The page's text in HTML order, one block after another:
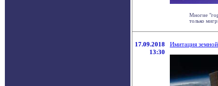
Многие
только
17.09.2018
13:30
Имитация